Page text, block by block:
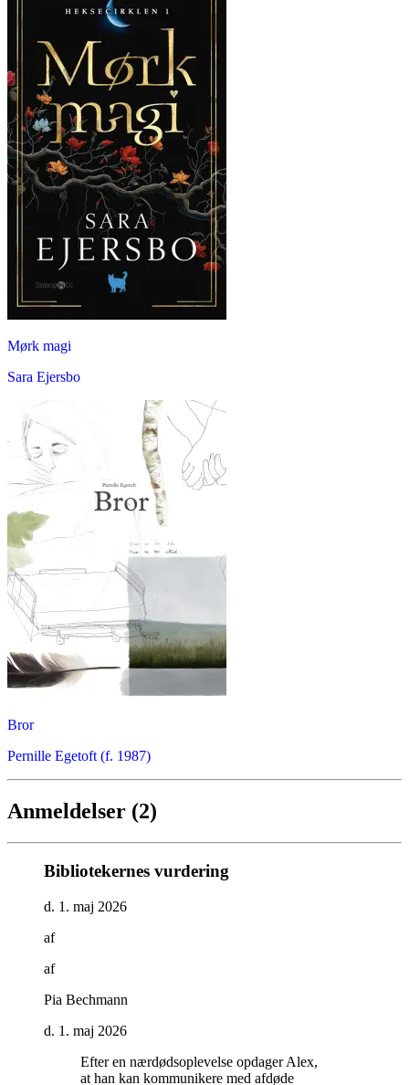
Mørk magi
Sara Ejersbo
Bror
Pernille Egetoft (f. 1987)
Anmeldelser (2)
Bibliotekernes vurdering
d. 1. maj 2026
af
af
Pia Bechmann
d. 1. maj 2026
Efter en nærdødsoplevelse opdager Alex,
at han kan kommunikere med afdøde